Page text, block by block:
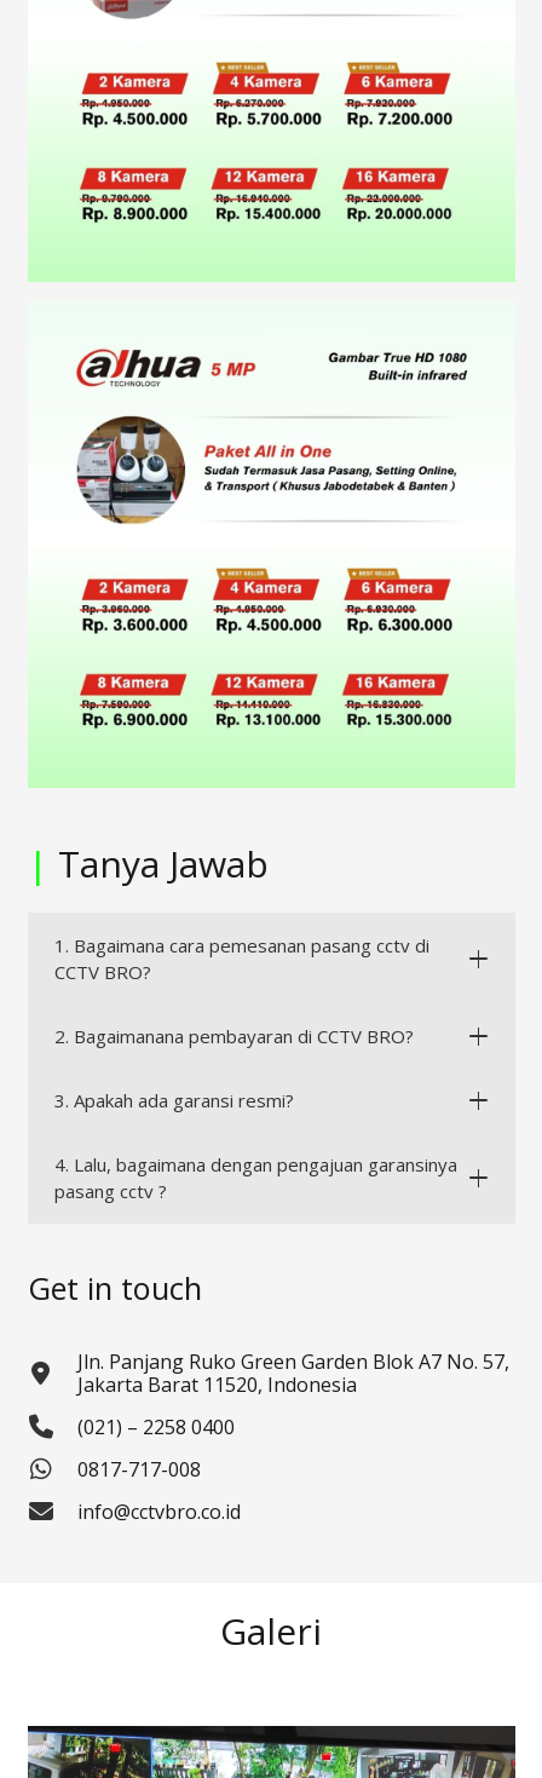
| Tanya Jawab
1. Bagaimana cara pemesanan pasang cctv di
CCTV BRO?
2. Bagaimanana pembayaran di CCTV BRO?
3. Apakah ada garansi resmi?
4. Lalu, bagaimana dengan pengajuan garansinya
pasang cctv ?
Get in touch
Jln. Panjang Ruko Green Garden Blok A7 No. 57,
Jakarta Barat 11520, Indonesia
(021) – 2258 0400
0817-717-008
info@cctvbro.co.id
Galeri